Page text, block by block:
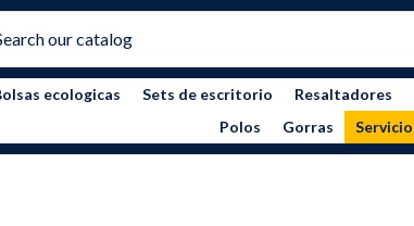
ecologicas Sets de escritorio Resaltadores
Polos
Gorras